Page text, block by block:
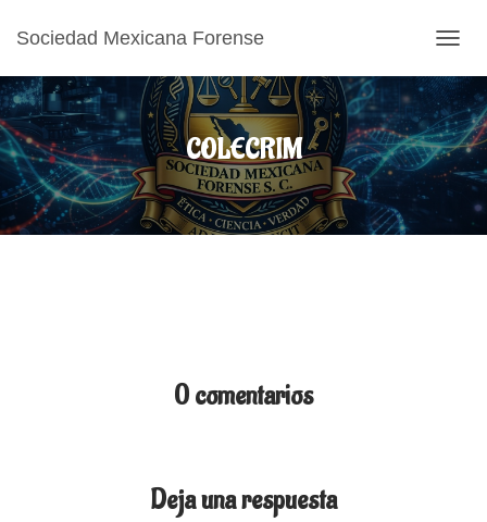
Sociedad Mexicana Forense
COLECRIM
0 comentarios
Deja una respuesta